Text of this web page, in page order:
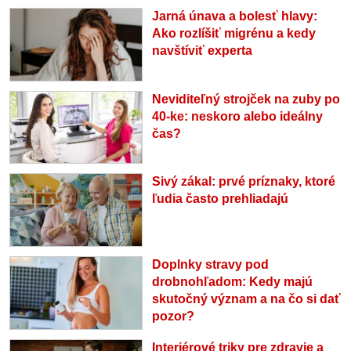
Jarná únava a bolesť hlavy:
Ako rozlíšiť migrénu a kedy
navštíviť experta
Neviditeľný strojček na zuby po
40-ke: neskoro alebo ideálny
čas?
Sivý zákal: prvé príznaky, ktoré
ľudia často prehliadajú
Doplnky stravy pod
drobnohľadom: Kedy majú
skutočný význam a na čo si dať
pozor?
Interiérové triky pre zdravie a